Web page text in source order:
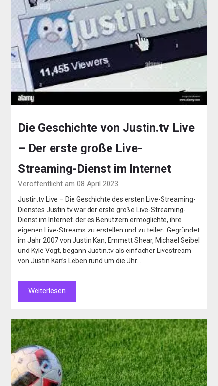
Die Geschichte von Justin.tv Live
– Der erste große Live-
Streaming-Dienst im Internet
Veröffentlicht am 08 April 2023
Justin.tv Live – Die Geschichte des ersten Live-Streaming-
Dienstes Justin.tv war der erste große Live-Streaming-
Dienst im Internet, der es Benutzern ermöglichte, ihre
eigenen Live-Streams zu erstellen und zu teilen. Gegründet
im Jahr 2007 von Justin Kan, Emmett Shear, Michael Seibel
und Kyle Vogt, begann Justin.tv als einfacher Livestream
von Justin Kan’s Leben rund um die Uhr….
Weiterlesen